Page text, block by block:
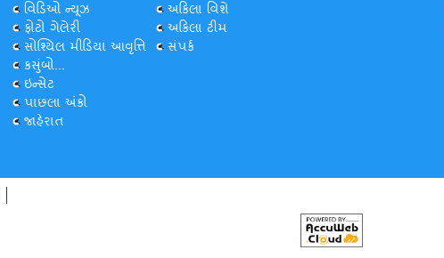
વિડિઓ ન્યૂઝ
ફોટો ગેલેરી
સોશ્યિલ મીડિયા આવૃત્તિ
કસુંબો...
ઇન્સેટ
પાછલા અંકો
જાહેરાત
અકિલા વિશે
અકિલા ટીમ
સંપર્ક